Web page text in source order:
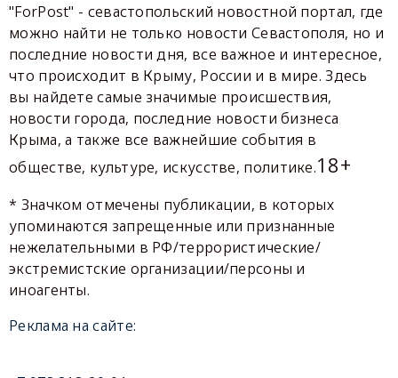
"ForPost" - севастопольский новостной портал, где
можно найти не только новости Севастополя, но и
последние новости дня, все важное и интересное,
что происходит в Крыму, России и в мире. Здесь
вы найдете самые значимые происшествия,
новости города, последние новости бизнеса
Крыма, а также все важнейшие события в
обществе, культуре, искусстве, политике.18+
* Значком отмечены публикации, в которых
упоминаются запрещенные или признанные
нежелательными в РФ/террористические/
экстремистские организации/персоны и
иноагенты.
Реклама на сайте: